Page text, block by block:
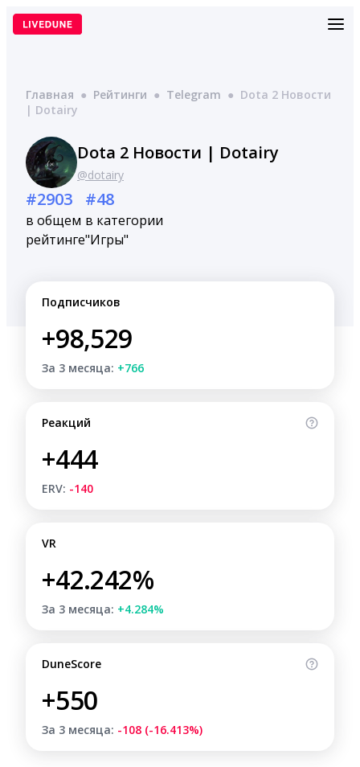
Перейти
Главная ● Рейтинги ● Telegram ● Dota 2 Новости
| Dotairy
Dota 2 Новости | Dotairy
@dotairy
#2903
в общем
рейтинге
#48
в категории
"Игры"
Подписчиков
+98,529
За 3 месяца: +766
Реакций
+444
ERV: -140
VR
+42.242%
За 3 месяца: +4.284%
DuneScore
+550
За 3 месяца: -108 (-16.413%)